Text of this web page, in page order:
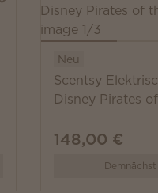
Neu
Scentsy
Disney Pirates
148,00 €